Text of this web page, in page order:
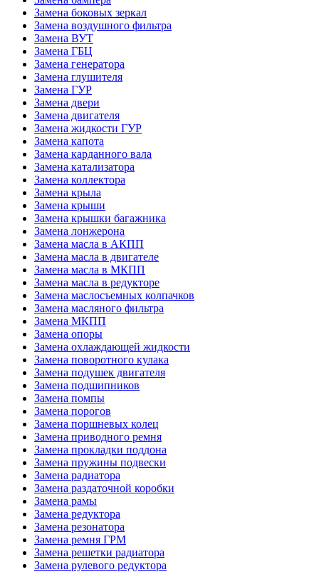
Замена боковых зеркал
Замена воздушного фильтра
Замена ВУТ
Замена ГБЦ
Замена генератора
Замена глушителя
Замена ГУР
Замена двери
Замена двигателя
Замена жидкости ГУР
Замена капота
Замена карданного вала
Замена катализатора
Замена коллектора
Замена крыла
Замена крыши
Замена крышки багажника
Замена лонжерона
Замена масла в АКПП
Замена масла в двигателе
Замена масла в МКПП
Замена масла в редукторе
Замена маслосъемных колпачков
Замена масляного фильтра
Замена МКПП
Замена опоры
Замена охлаждающей жидкости
Замена поворотного кулака
Замена подушек двигателя
Замена подшипников
Замена помпы
Замена порогов
Замена поршневых колец
Замена приводного ремня
Замена прокладки поддона
Замена пружины подвески
Замена радиатора
Замена раздаточной коробки
Замена рамы
Замена редуктора
Замена резонатора
Замена ремня ГРМ
Замена решетки радиатора
Замена рулевого редуктора